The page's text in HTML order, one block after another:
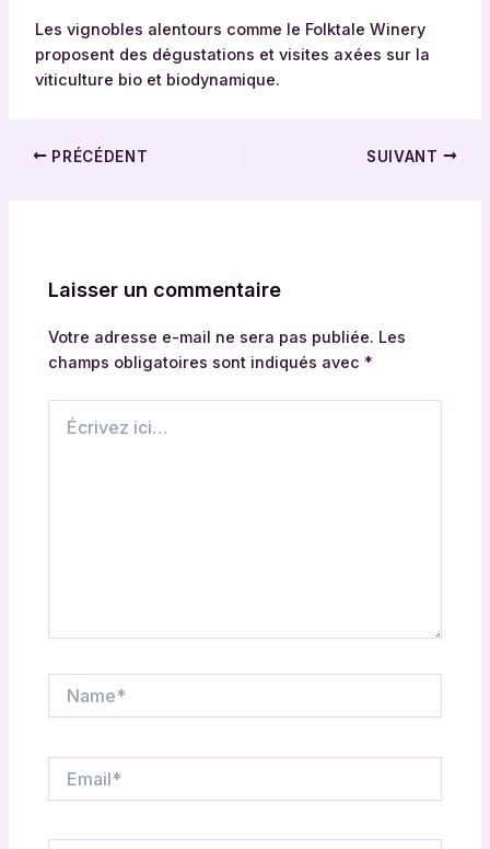
Les vignobles alentours comme le Folktale Winery
proposent des dégustations et visites axées sur la
viticulture bio et biodynamique.
PRÉCÉDENT SUIVANT
Laisser un commentaire
Votre adresse e-mail ne sera pas publiée. Les
champs obligatoires sont indiqués avec*
ici…